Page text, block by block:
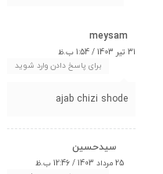
meysam
31 تیر 1403 / 1:54 ب.ظ
برای پاسخ دادن وارد شوید
ajab chizi shode
سیدحسین
25 مرداد 1403 / 12:46 ب.ظ